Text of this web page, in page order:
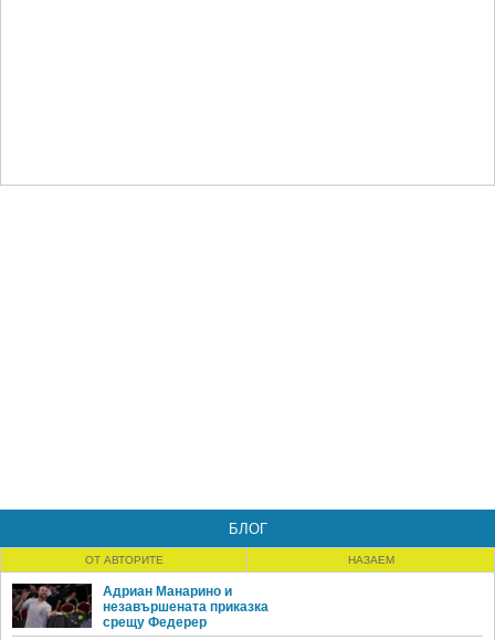
БЛОГ
ОТ АВТОРИТЕ НАЗАЕМ
Адриан Манарино и
незавършената приказка
срещу Федерер